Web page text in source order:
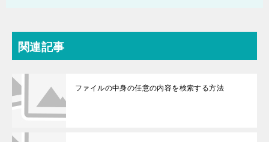
関連記事
ファイルの中身の任意の内容を検索する方法